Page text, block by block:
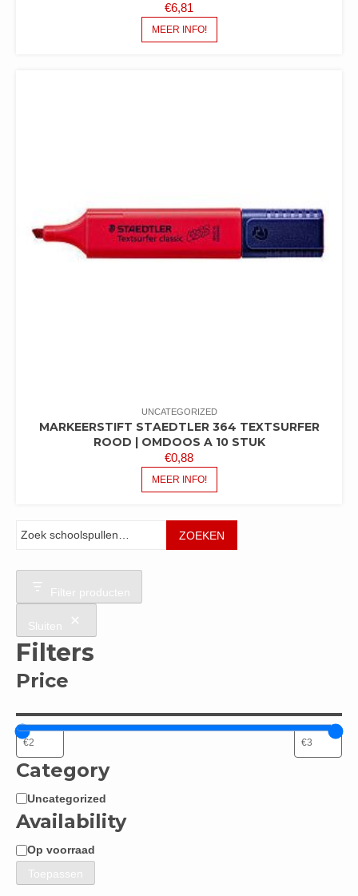
€6,81
MEER INFO!
UNCATEGORIZED
MARKEERSTIFT STAEDTLER 364 TEXTSURFER
ROOD | OMDOOS A 10 STUK
€0,88
MEER INFO!
ZOEKEN
Filter producten
Sluiten
Filters
Price
Category
Categorie
Uncategorized
Availability
Beschikbaarheid
Op voorraad
Toepassen